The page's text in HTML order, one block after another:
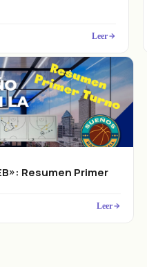
Leer
Resumen Primer
Leer